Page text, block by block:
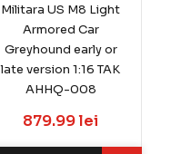
Militara US M8 Light
Armored Car
Greyhound early or
late version 1:16 TAK
AHHQ-008
879.99 lei